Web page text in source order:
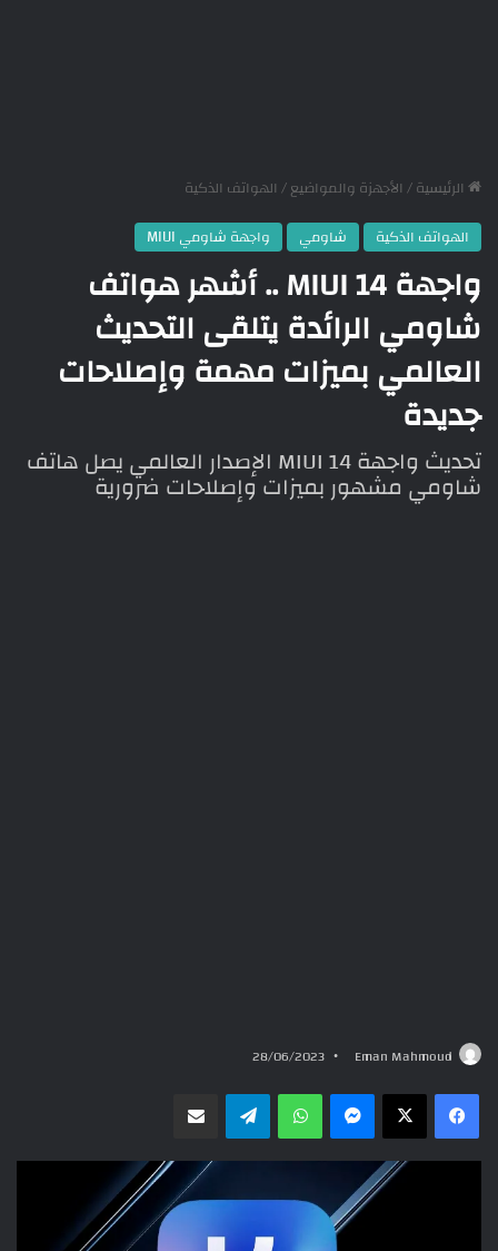
الرئيسية/ الأجهزة والمواضيع/ الهواتف الذكية
الهواتف الذكية
شاومي واجهة شاومي MIUI
واجهة MIUI 14 .. أشهر هواتف
شاومي الرائدة يتلقى التحديث
العالمي بميزات مهمة وإصلاحات
جديدة
تحديث واجهة MIUI 14 الإصدار العالمي يصل هاتف
شاومي مشهور بميزات وإصلاحات ضرورية
Eman Mahmoud
28/06/2023
ماسنجر واتسابتيلقرام